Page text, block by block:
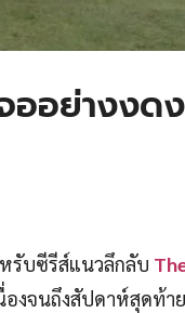
ออย่างงด
รับซีรีส์แนวลึกลับ
องจนถึงสัปดาห์สุดท้าย